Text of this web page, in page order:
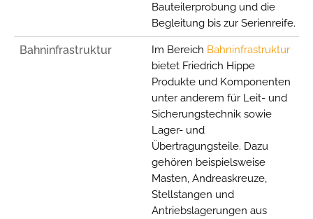
Bauteilerprobung und die
Begleitung bis zur Serienreife.
Bahninfrastruktur Im Bereich Bahninfrastruktur
bietet Friedrich Hippe
Produkte und Komponenten
unter anderem für Leit- und
Sicherungstechnik sowie
Lager- und
Übertragungsteile. Dazu
gehören beispielsweise
Masten, Andreaskreuze,
Stellstangen und
Antriebslagerungen aus
Speichert eine eindeutige Besucher-ID, um
zusammengehörige Nutzeraktivitäten auf der Website zu
erkennen und einer einzelnen Browser-Sitzung zuordnen
zu können.